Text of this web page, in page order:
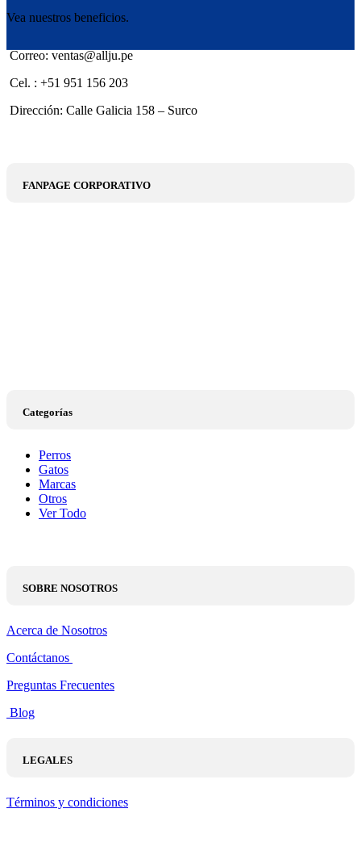
Vea nuestros beneficios.
Correo: ventas@allju.pe
Cel. : +51 951 156 203
Dirección: Calle Galicia 158 – Surco
FANPAGE CORPORATIVO
Categorías
Perros
Gatos
Marcas
Otros
Ver Todo
SOBRE NOSOTROS
Acerca de Nosotros
Contáctanos
Preguntas Frecuentes
Blog
LEGALES
Términos y condiciones